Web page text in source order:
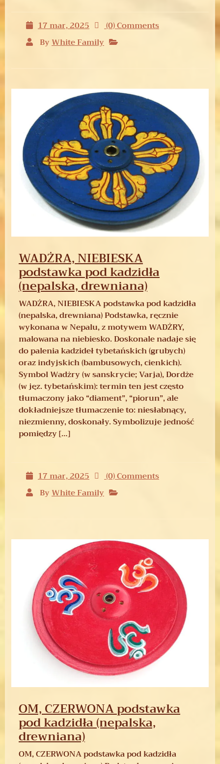
17 mar, 2025
(0) Comments
ByWhite Family
WADŻRA, NIEBIESKA
podstawka pod kadzidła
(nepalska, drewniana)
WADŻRA, NIEBIESKA podstawka pod kadzidła
(nepalska, drewniana) Podstawka, ręcznie
wykonana w Nepalu, z motywem WADŻRY,
malowana na niebiesko. Doskonale nadaje się
do palenia kadzideł tybetańskich (grubych)
oraz indyjskich (bambusowych, cienkich).
Symbol Wadżry (w sanskrycie; Varja), Dordże
(w jęz. tybetańskim): termin ten jest często
tłumaczony jako “diament”, “piorun”, ale
dokładniejsze tłumaczenie to: niesłabnący,
niezmienny, doskonały. Symbolizuje jedność
pomiędzy […]
17 mar, 2025
(0) Comments
ByWhite Family
OM, CZERWONA podstawka
pod kadzidła (nepalska,
drewniana)
OM, CZERWONA podstawka pod kadzidła